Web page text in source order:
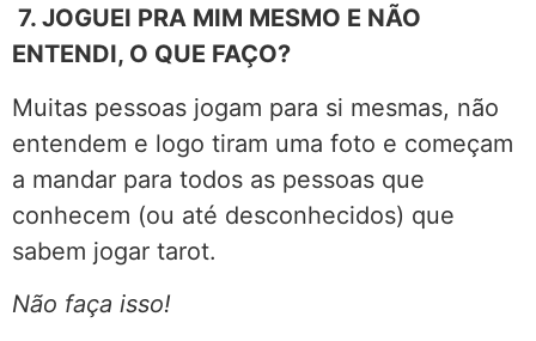
7. JOGUEI PRA MIM MESMO E NÃO
ENTENDI, O QUE FAÇO?
Muitas pessoas jogam para si mesmas, não
entendem e logo tiram uma foto e começam
a mandar para todos as pessoas que
conhecem (ou até desconhecidos) que
sabem jogar tarot.
Não faça isso!